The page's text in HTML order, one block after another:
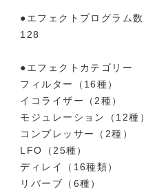
●エフェクトプログラム数
128
●エフェクトカテゴリー
フィルター（16種）
イコライザー（2種）
モジュレーション（12種）
コンプレッサー（2種）
LFO（25種）
ディレイ（16種類）
リバーブ（6種）